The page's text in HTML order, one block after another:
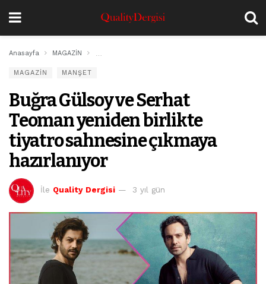
Anasayfa MAGAZİN
MAGAZİN MANŞET
Buğra Gülsoy ve Serhat
Teoman yeniden birlikte
tiyatro sahnesine çıkmaya
hazırlanıyor
İle Quality Dergisi 3 yıl gün